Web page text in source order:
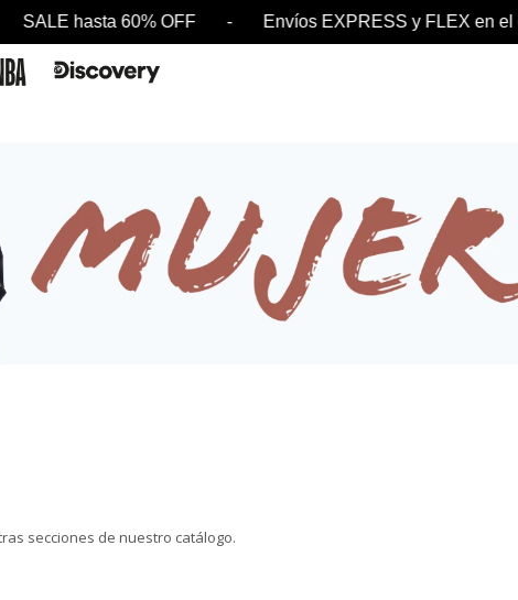
hasta 60% OFF - Envíos EXPRESS y FLEX
secciones de nuestro catálogo.